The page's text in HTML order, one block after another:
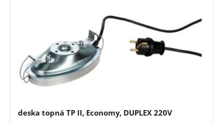
deska topná TP II, Economy, DUPLEX 220V